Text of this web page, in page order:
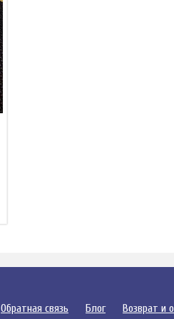
Обратная связь Блог Возврат и